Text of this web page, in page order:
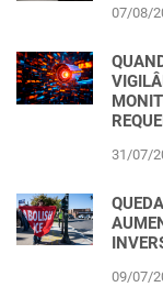
07/08/
31/07/
09/07/